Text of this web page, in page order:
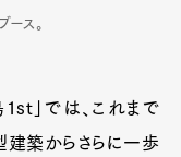
ス。
」では、これまで
建築からさらに一歩